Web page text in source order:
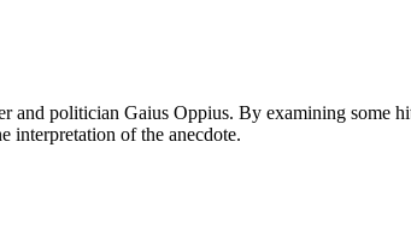
and politician Gaius Oppius. By examining some
interpretation of the anecdote.